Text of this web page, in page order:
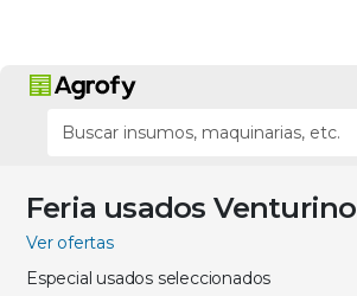
Feria usados Venturino
Ver ofertas
Especial usados seleccionados